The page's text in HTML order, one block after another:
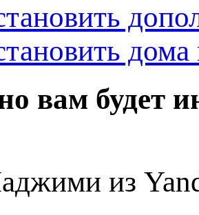
вам будет
из